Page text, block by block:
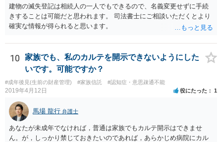
建物の滅失登記は相続人の一人でもできるので、名義変更せずに手続
きすることは可能だと思われます。 司法書士にご相談いただくとより
確実な情報が得られると思います。
10
家族でも、私のカルテを開示できないようにした
いです。可能ですか？
#成年後見(生前の財産管理) #家族信託 #認知症・意思疎通不能
2019年4月12日 役にたった 1
馬場 龍行 弁護士
あなたが未成年でなければ，普通は家族でもカルテ開示はできませ
ん。が，しっかり禁じておきたいのであれば，あらかじめ病院にカル